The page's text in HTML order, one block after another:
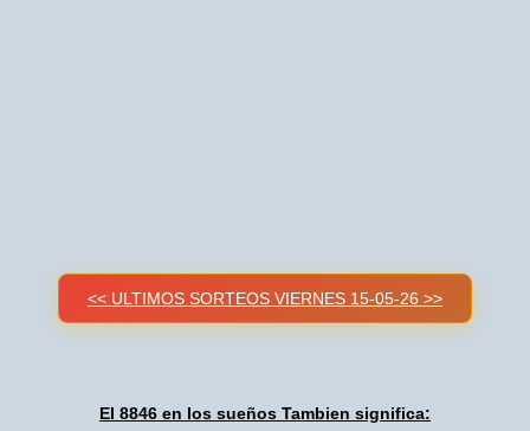
<< ULTIMOS SORTEOS VIERNES 15-05-26 >>
El 8846 en los sueños Tambien significa: